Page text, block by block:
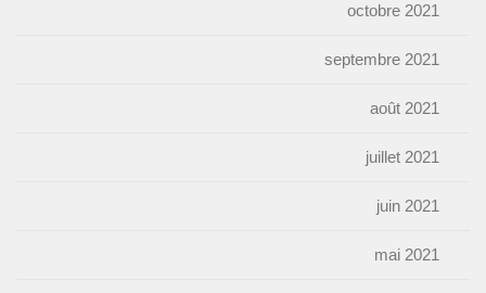
octobre 2021
septembre 2021
août 2021
juillet 2021
juin 2021
mai 2021